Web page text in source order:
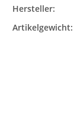
Hersteller:
Artikelgewicht: